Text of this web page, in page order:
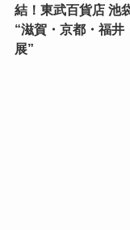
結！東武百貨店 池
“滋賀・京都・福井
展”